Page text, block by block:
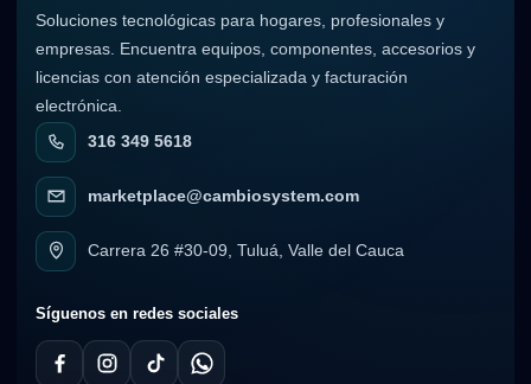
Soluciones tecnológicas para hogares, profesionales y
empresas. Encuentra equipos, componentes, accesorios y
licencias con atención especializada y facturación
electrónica.
316 349 5618
marketplace@cambiosystem.com
Carrera 26 #30-09, Tuluá, Valle del Cauca
Síguenos en redes sociales